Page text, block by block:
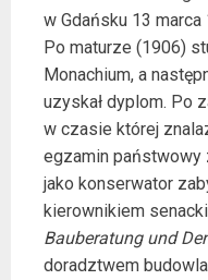
w Gdańsku 13
Po maturze (1906)
Monachium, a
uzyskał dyplom. Po
w czasie której
egzamin państwowy
jako konserwator
kierownikiem
Bauberatung und
doradztwem